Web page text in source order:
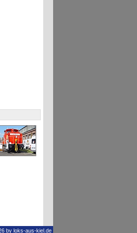
by loks-aus-kiel.de